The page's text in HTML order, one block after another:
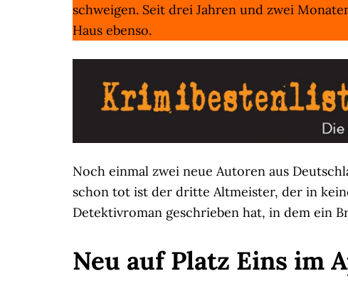
schweigen. Seit drei Jahren und zwei
Haus ebenso.
Noch einmal zwei neue Autoren aus
schon tot ist der dritte Altmeister, der in
Detektivroman geschrieben hat, in dem ein
Neu auf Platz Eins im